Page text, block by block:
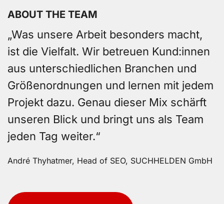
ABOUT THE TEAM
„Was unsere Arbeit besonders macht,
ist die Vielfalt. Wir betreuen Kund:innen
aus unterschiedlichen Branchen und
Größenordnungen und lernen mit jedem
Projekt dazu. Genau dieser Mix schärft
unseren Blick und bringt uns als Team
jeden Tag weiter.“
André Thyhatmer, Head of SEO, SUCHHELDEN GmbH